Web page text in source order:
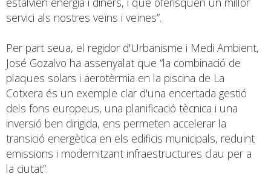
servici als nostres veïns i veïnes”.
Per part seua, el regidor d'Urbanisme i Medi Ambient,
José Gozalvo ha assenyalat que “la combinació de
plaques solars i aerotèrmia en la piscina de La
Cotxera és un exemple clar d'una encertada gestió
dels fons europeus, una planificació tècnica i una
inversió ben dirigida, ens permeten accelerar la
transició energètica en els edificis municipals, reduint
emissions i modernitzant infraestructures clau per a
la ciutat”.